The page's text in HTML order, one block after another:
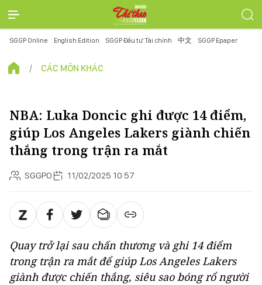
SGGP Online English Edition SGGP Đầu tư Tài chính 中文 SGGP Epaper
CÁC MÔN KHÁC
NBA: Luka Doncic ghi được 14 điểm,
giúp Los Angeles Lakers giành chiến
thắng trong trận ra mắt
SGGPO 11/02/2025 10:57
Quay trở lại sau chấn thương và ghi 14 điểm
trong trận ra mắt để giúp Los Angeles Lakers
giành được chiến thắng, siêu sao bóng rổ người